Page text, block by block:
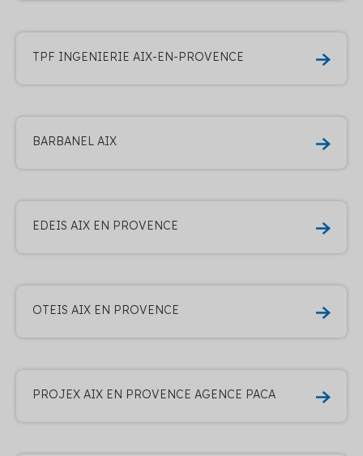
TPF INGENIERIE AIX-EN-PROVENCE
BARBANEL AIX
EDEIS AIX EN PROVENCE
OTEIS AIX EN PROVENCE
PROJEX AIX EN PROVENCE AGENCE PACA